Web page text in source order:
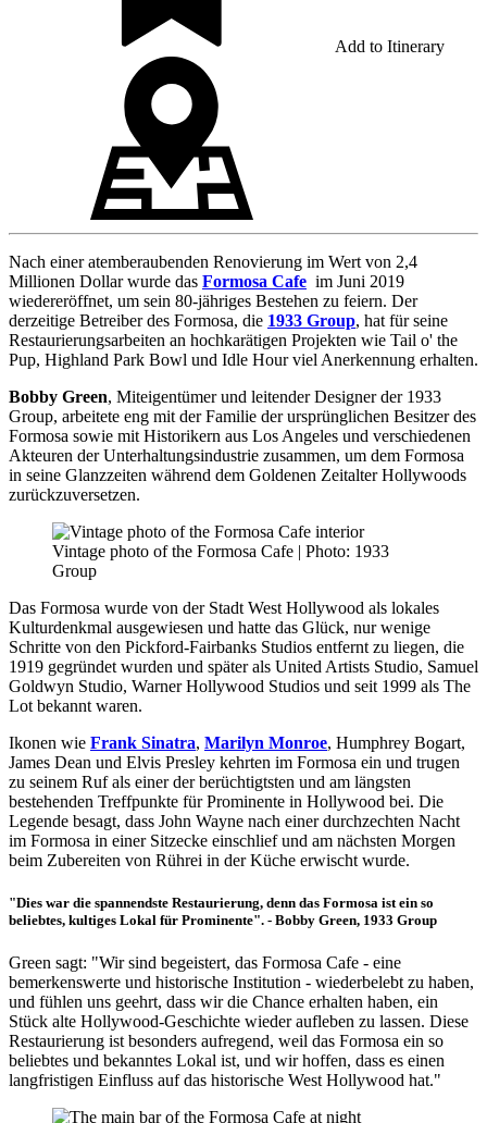
Add to Itinerary
Nach einer atemberaubenden Renovierung im Wert von 2,4
Millionen Dollar wurde das Formosa Cafe im Juni 2019
wiedereröffnet, um sein 80-jähriges Bestehen zu feiern. Der
derzeitige Betreiber des Formosa, die 1933 Group, hat für seine
Restaurierungsarbeiten an hochkarätigen Projekten wie Tail o' the
Pup, Highland Park Bowl und Idle Hour viel Anerkennung erhalten.
Bobby Green, Miteigentümer und leitender Designer der 1933
Group, arbeitete eng mit der Familie der ursprünglichen Besitzer des
Formosa sowie mit Historikern aus Los Angeles und verschiedenen
Akteuren der Unterhaltungsindustrie zusammen, um dem Formosa
in seine Glanzzeiten während dem Goldenen Zeitalter Hollywoods
zurückzuversetzen.
Vintage photo of the Formosa Cafe | Photo: 1933
Group
Das Formosa wurde von der Stadt West Hollywood als lokales
Kulturdenkmal ausgewiesen und hatte das Glück, nur wenige
Schritte von den Pickford-Fairbanks Studios entfernt zu liegen, die
1919 gegründet wurden und später als United Artists Studio, Samuel
Goldwyn Studio, Warner Hollywood Studios und seit 1999 als The
Lot bekannt waren.
Ikonen wie Frank Sinatra, Marilyn Monroe, Humphrey Bogart,
James Dean und Elvis Presley kehrten im Formosa ein und trugen
zu seinem Ruf als einer der berüchtigtsten und am längsten
bestehenden Treffpunkte für Prominente in Hollywood bei. Die
Legende besagt, dass John Wayne nach einer durchzechten Nacht
im Formosa in einer Sitzecke einschlief und am nächsten Morgen
beim Zubereiten von Rührei in der Küche erwischt wurde.
"Dies war die spannendste Restaurierung, denn das Formosa ist ein so
beliebtes, kultiges Lokal für Prominente". - Bobby Green, 1933 Group
Green sagt: "Wir sind begeistert, das Formosa Cafe - eine
bemerkenswerte und historische Institution - wiederbelebt zu haben,
und fühlen uns geehrt, dass wir die Chance erhalten haben, ein
Stück alte Hollywood-Geschichte wieder aufleben zu lassen. Diese
Restaurierung ist besonders aufregend, weil das Formosa ein so
beliebtes und bekanntes Lokal ist, und wir hoffen, dass es einen
langfristigen Einfluss auf das historische West Hollywood hat."